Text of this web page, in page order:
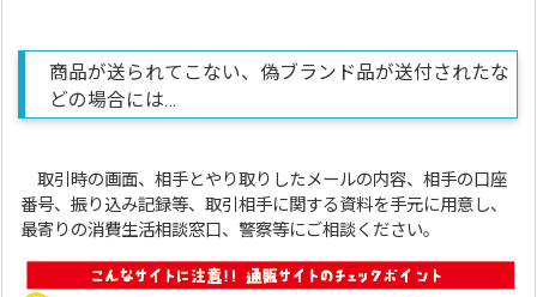
商品が送られてこない、偽ブランド品が送付されたな
どの場合には…
取引時の画面、相手とやり取りしたメールの内容、相手の口座
番号、振り込み記録等、取引相手に関する資料を手元に用意し、
最寄りの消費生活相談窓口、警察等にご相談ください。